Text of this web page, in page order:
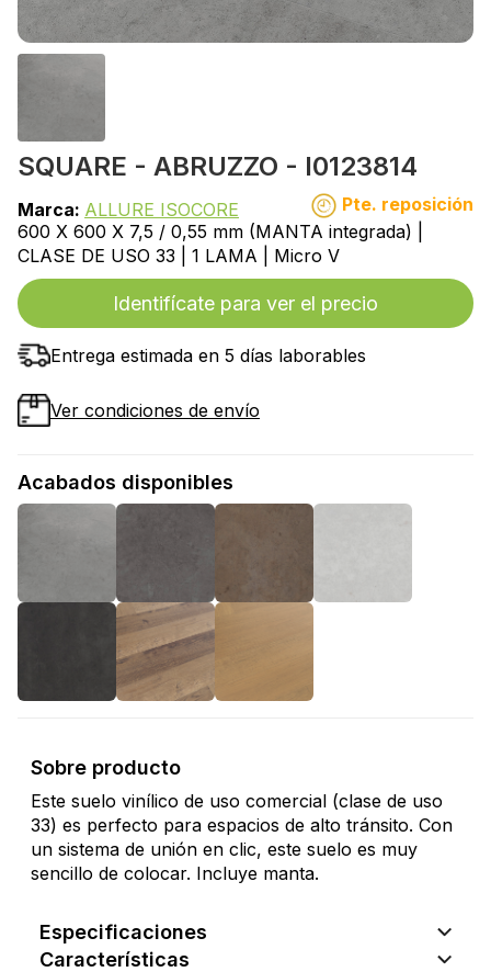
SQUARE - ABRUZZO - I0123814
Marca: ALLURE ISOCORE
Pte. reposición
600 X 600 X 7,5 / 0,55 mm (MANTA integrada) |
CLASE DE USO 33 | 1 LAMA | Micro V
Identifícate para ver el precio
Entrega estimada en 5 días laborables
Ver condiciones de envío
Acabados disponibles
Sobre producto
Este suelo vinílico de uso comercial (clase de uso
33) es perfecto para espacios de alto tránsito. Con
un sistema de unión en clic, este suelo es muy
sencillo de colocar. Incluye manta.
Especificaciones
Características